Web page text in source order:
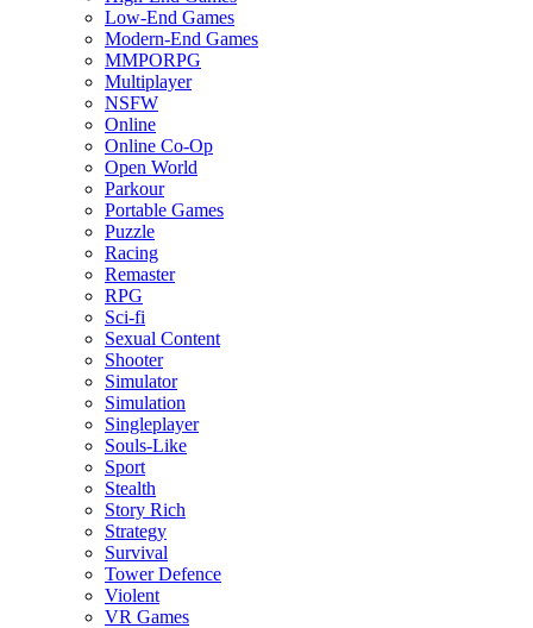
Low-End Games
Modern-End Games
MMPORPG
Multiplayer
NSFW
Online
Online Co-Op
Open World
Parkour
Portable Games
Puzzle
Racing
Remaster
RPG
Sci-fi
Sexual Content
Shooter
Simulator
Simulation
Singleplayer
Souls-Like
Sport
Stealth
Story Rich
Strategy
Survival
Tower Defence
Violent
VR Games